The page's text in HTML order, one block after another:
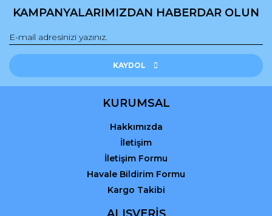
Görüş ve önerileriniz için teşekkür ederiz.
Ürün resmi kalitesiz, bozuk veya görüntülenemiyor.
Ürün açıklamasında eksik bilgiler bulunuyor.
Ürün fiyatı diğer sitelerden daha pahalı.
Gönder
KAMPANYALARIMIZDAN HABERDAR OLUN
KAYDOL
KURUMSAL
Hakkımızda
İletişim
İletişim Formu
Havale Bildirim Formu
Kargo Takibi